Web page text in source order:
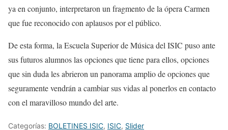
ya en conjunto, interpretaron un fragmento de la ópera Carmen
que fue reconocido con aplausos por el público.
De esta forma, la Escuela Superior de Música del ISIC puso ante
sus futuros alumnos las opciones que tiene para ellos, opciones
que sin duda les abrieron un panorama amplio de opciones que
seguramente vendrán a cambiar sus vidas al ponerlos en contacto
con el maravilloso mundo del arte.
Categorías: BOLETINES ISIC, ISIC, Slider